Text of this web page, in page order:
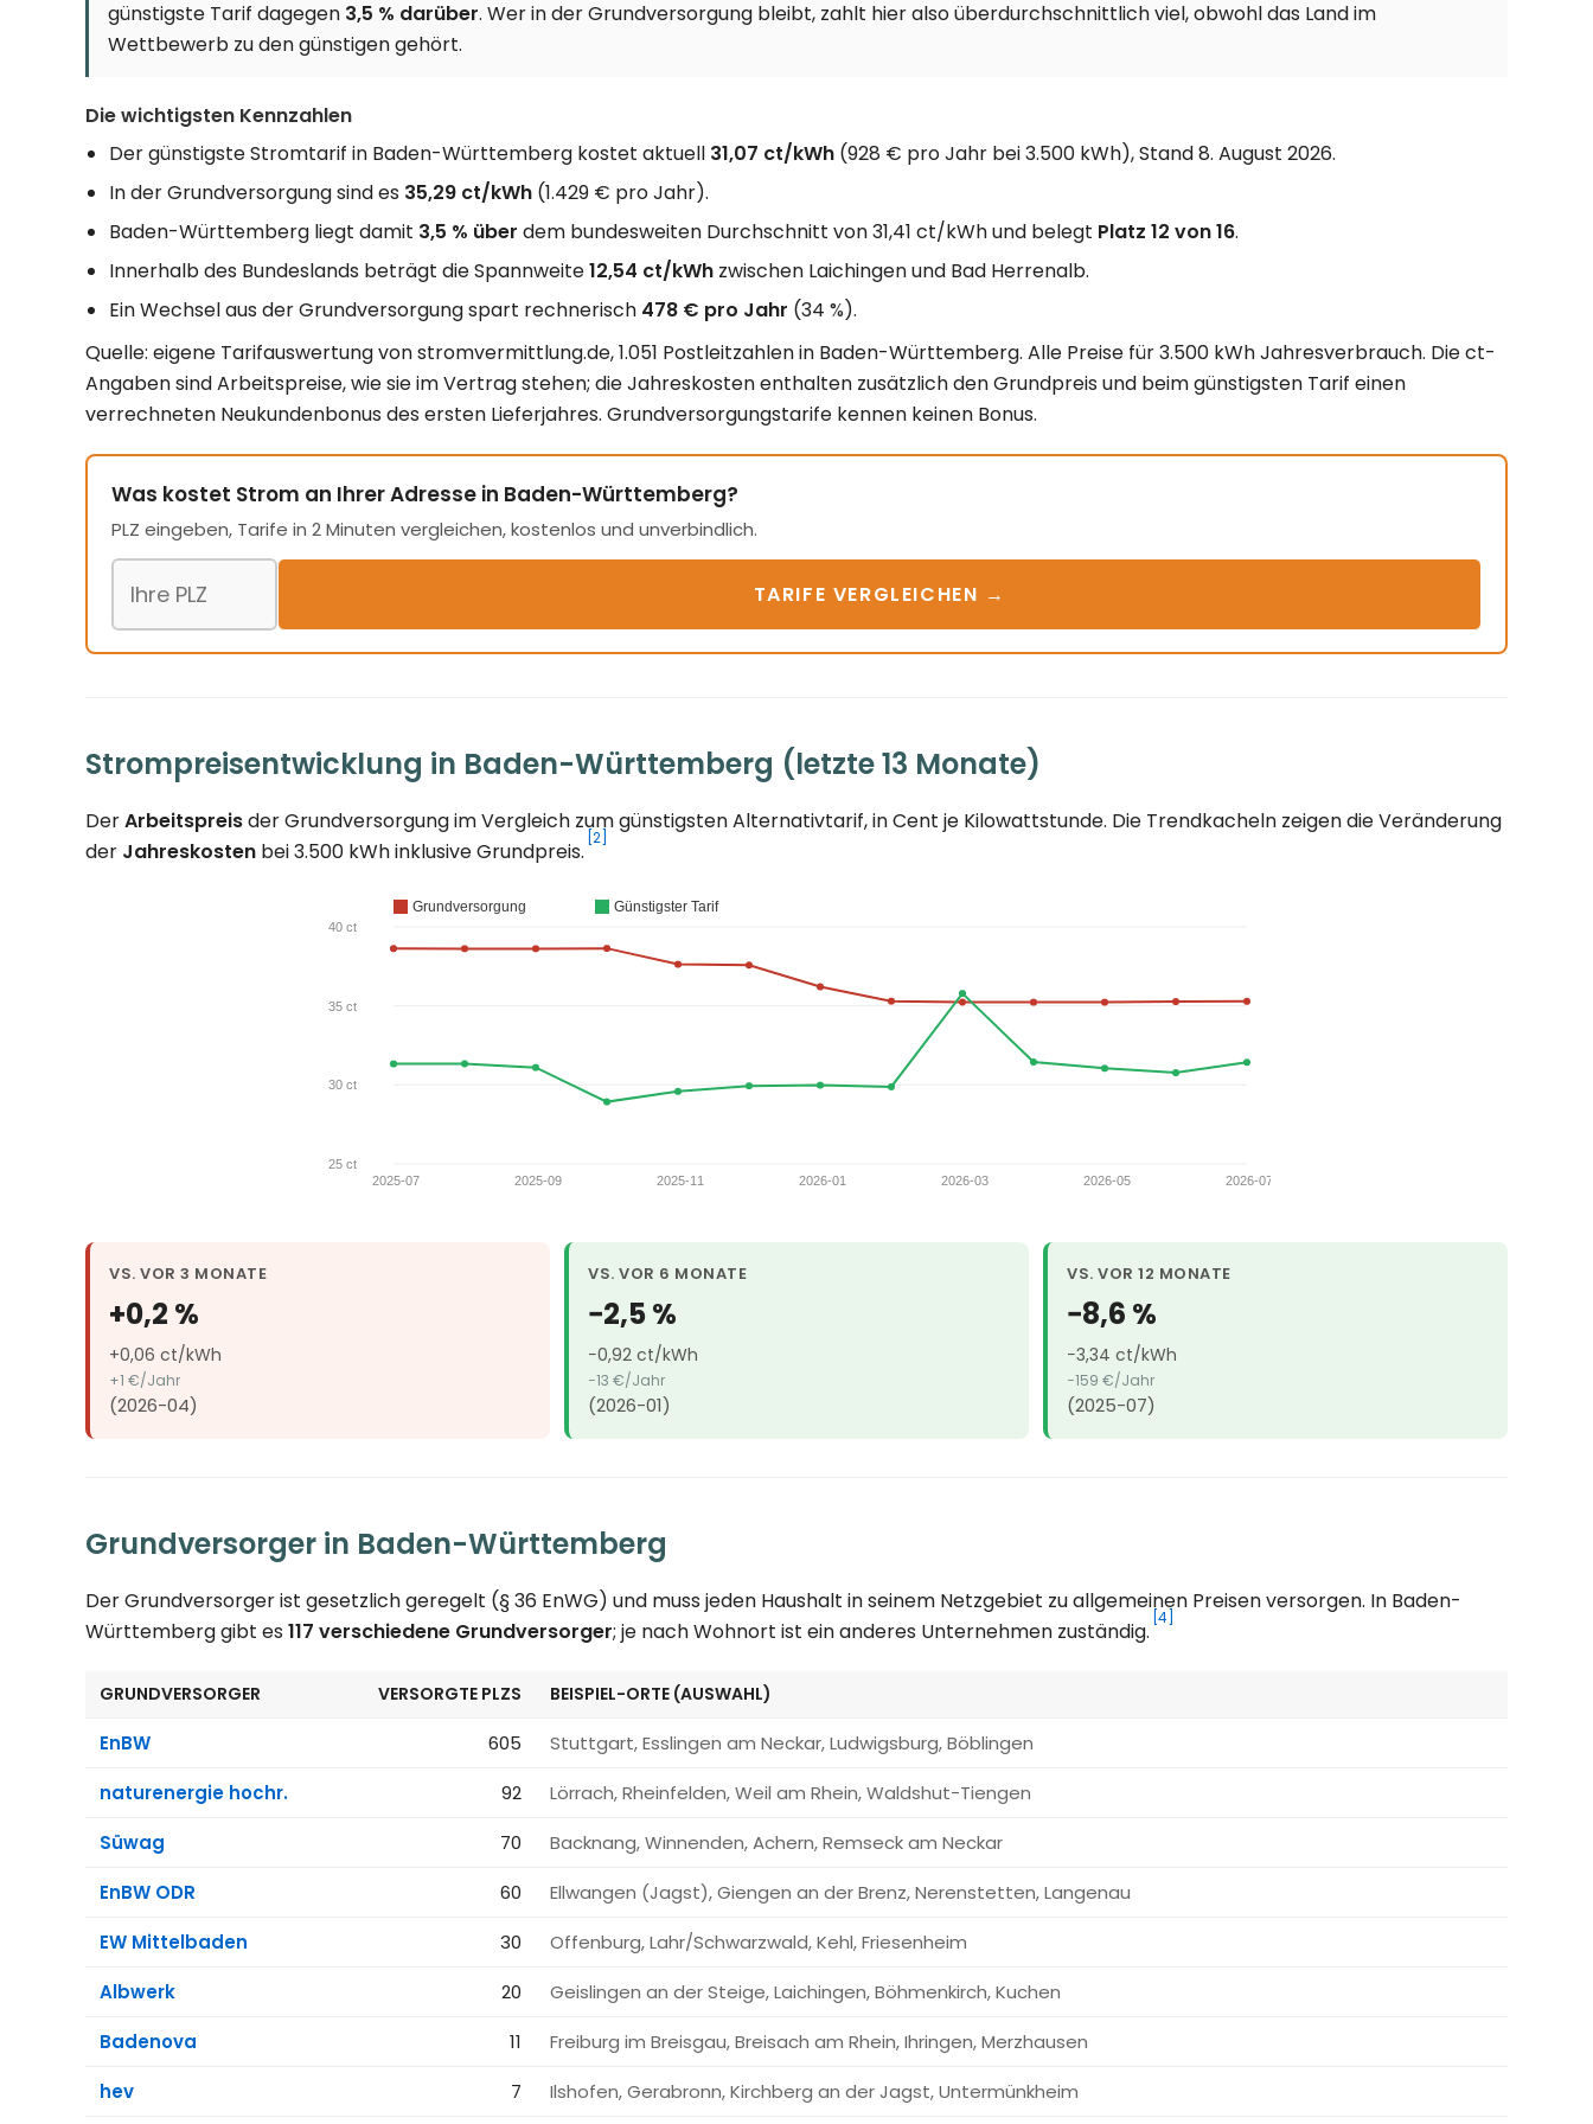
günstigste Tarif dagegen 3,5 % darüber. Wer in der Grundversorgung bleibt, zahlt hier also überdurchschnittlich viel, obwohl das Land im
Wettbewerb zu den günstigen gehört.
Die wichtigsten Kennzahlen
Der günstigste Stromtarif in Baden-Württemberg kostet aktuell 31,07 ct/kWh (928 € pro Jahr bei 3.500 kWh), Stand 8. August 2026.
In der Grundversorgung sind es 35,29 ct/kWh (1.429 € pro Jahr).
Baden-Württemberg liegt damit 3,5 % über dem bundesweiten Durchschnitt von 31,41 ct/kWh und belegt Platz 12 von 16.
Innerhalb des Bundeslands beträgt die Spannweite12,54 ct/kWh zwischen Laichingen und Bad Herrenalb.
Ein Wechsel aus der Grundversorgung spart rechnerisch 478 € pro Jahr (34 %).
Quelle: eigene Tarifauswertung von stromvermittlung.de, 1.051 Postleitzahlen in Baden-Württemberg. Alle Preise für 3.500 kWh Jahresverbrauch. Die ct-
Angaben sind Arbeitspreise, wie sie im Vertrag stehen; die Jahreskosten enthalten zusätzlich den Grundpreis und beim günstigsten Tarif einen
verrechneten Neukundenbonus des ersten Lieferjahres. Grundversorgungstarife kennen keinen Bonus.
Was kostet Strom an Ihrer Adresse in Baden-Württemberg?
PLZ eingeben, Tarife in 2 Minuten vergleichen, kostenlos und unverbindlich.
Postleitzahl
TARIFE VERGLEICHEN →
Strompreisentwicklung in Baden-Württemberg (letzte 13 Monate)
DerArbeitspreisder Grundversorgung im Vergleich zum günstigsten Alternativtarif, in Cent je Kilowattstunde. Die Trendkacheln zeigen die Veränderung
der Jahreskosten bei 3.500 kWh inklusive Grundpreis. [2]
VS. VOR 3 MONATE
+0,2 %
+0,06 ct/kWh
+1 €/Jahr
(2026-04)
VS. VOR 6 MONATE
−2,5 %
−0,92 ct/kWh
−13 €/Jahr
(2026-01)
VS. VOR 12 MONATE
−8,6 %
−3,34 ct/kWh
−159 €/Jahr
(2025-07)
Grundversorger in Baden-Württemberg
Der Grundversorger ist gesetzlich geregelt (§ 36 EnWG) und muss jeden Haushalt in seinem Netzgebiet zu allgemeinen Preisen versorgen. In Baden-
Württemberg gibt es 117 verschiedene Grundversorger; je nach Wohnort ist ein anderes Unternehmen zuständig. [4]
GRUNDVERSORGER VERSORGTE PLZS BEISPIEL-ORTE (AUSWAHL)
EnBW 605
Stuttgart, Esslingen am Neckar, Ludwigsburg, Böblingen
naturenergie hochr.
92
Lörrach, Rheinfelden, Weil am Rhein, Waldshut-Tiengen
Süwag
70
Backnang, Winnenden, Achern, Remseck am Neckar
EnBW ODR
60
Ellwangen (Jagst), Giengen an der Brenz, Nerenstetten, Langenau
EW Mittelbaden
30
Offenburg, Lahr/Schwarzwald, Kehl, Friesenheim
Albwerk
20
Geislingen an der Steige, Laichingen, Böhmenkirch, Kuchen
Badenova
11
Freiburg im Breisgau, Breisach am Rhein, Ihringen, Merzhausen
hev
7 Ilshofen, Gerabronn, Kirchberg an der Jagst, Untermünkheim